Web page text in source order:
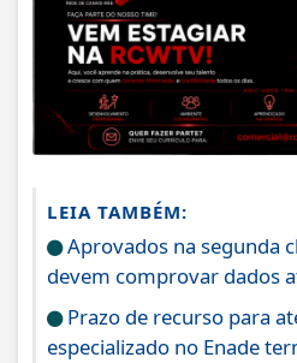
LEIA TAMBÉM:
Aprovados na segunda
devem comprovar dados
Prazo de recurso para
especializado no Enade